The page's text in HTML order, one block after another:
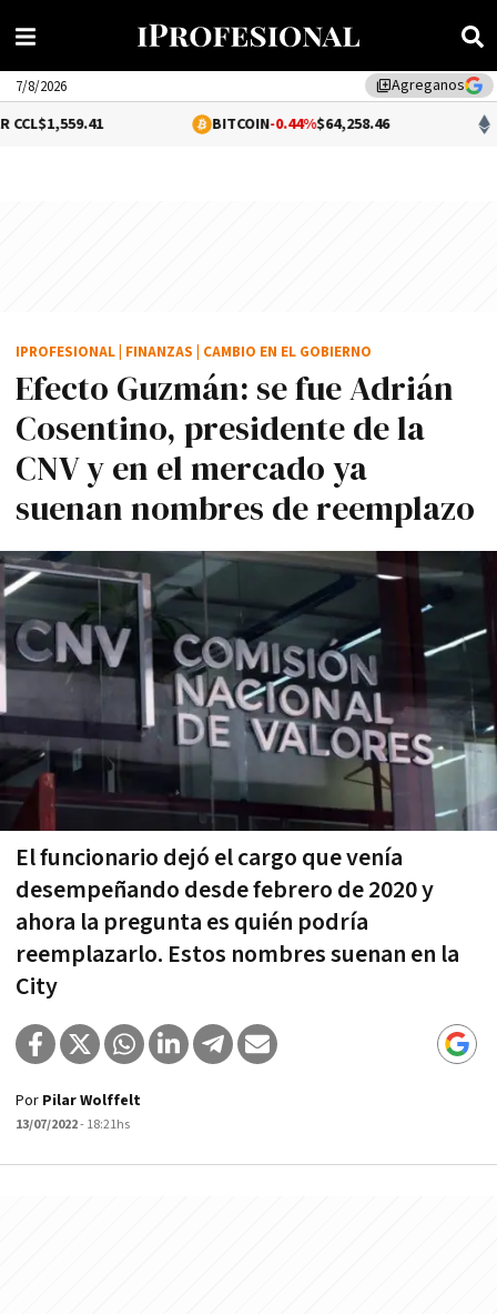
library_addAgreganos
7/8/2026
-0.44%$64,258.46 ETHEREUM-
Efecto Guzmán: se fue Adrián
Cosentino, presidente de la
CNV y en el mercado ya
suenan nombres de reemplazo
El funcionario dejó el cargo que venía
desempeñando desde febrero de 2020 y
ahora la pregunta es quién podría
reemplazarlo. Estos nombres suenan en la
City
IPROFESIONAL FINANZAS CAMBIO EN EL GOBIERNO
Por Pilar Wolffelt
13/07/2022- 18:21hs